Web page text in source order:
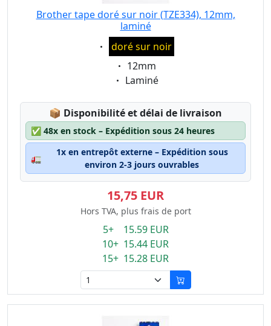
Brother tape doré sur noir (TZE334), 12mm,
laminé
Eigenschaft:
doré sur noir
Eigenschaft:
12mm
Eigenschaft:
Laminé
📦 Lagerstatus:
Disponibilité et délai de livraison
✅ 48x en stock – Expédition sous 24 heures
🚛
1x en entrepôt externe – Expédition sous
environ 2-3 jours ouvrables
15,75 EUR
Hors TVA, plus frais de port
5+ 15.59 EUR
10+ 15.44 EUR
15+ 15.28 EUR